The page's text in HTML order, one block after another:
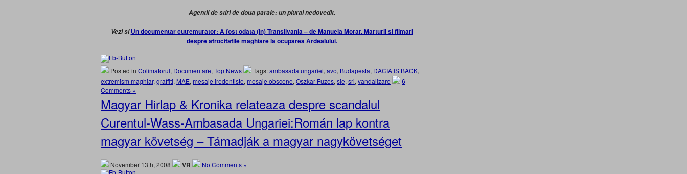
Agentii de stiri de doua parale: un plural nedovedit.
Vezi siUn documentar cutremurator: A fost odata (in) Transilvania – de Manuela Morar. Marturii si filmari
despre atrocitatile maghiare la ocuparea Ardealului.
Posted in Colimatorul, Documentare, Top News Tags:ambasada ungariei, avo, Budapesta, DACIA IS BACK,
extremism maghiar, graffiti, MAE, mesaje iredentiste, mesaje obscene, Oszkar Fuzes, sie, sri, vandalizare
6
Comments »
Magyar Hirlap & Kronika relateaza despre scandalul
Curentul-Wass-Ambasada Ungariei:Román lap kontra
magyar követség – Támadják a magyar nagykövetséget
November 13th, 2008 VR No Comments »